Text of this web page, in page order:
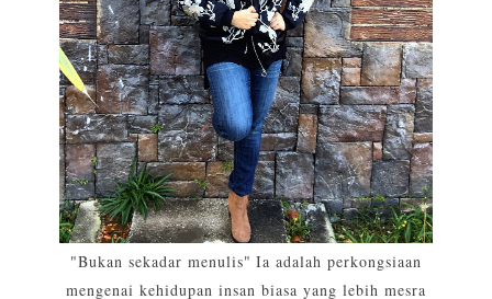
"Bukan sekadar menulis" Ia adalah perkongsiaan
mengenai kehidupan insan biasa yang lebih mesra